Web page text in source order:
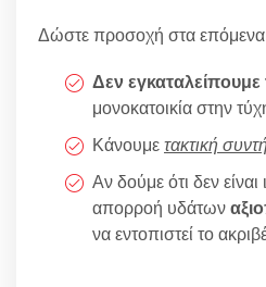
Δώστε προσοχή στα
Δεν εγκαταλείπουμε
μονοκατοικία στην
Κάνουμετακτική
Αν δούμε ότι δεν είναι
απορροή υδάτων
να εντοπιστεί το